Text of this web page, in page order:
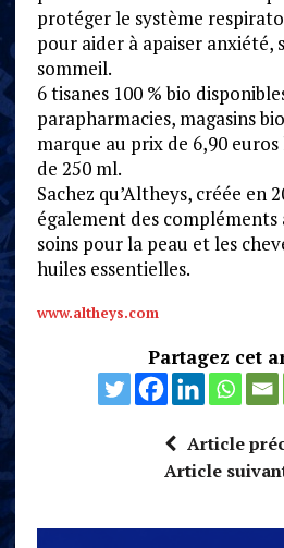
protéger le système
pour aider à apaiser anxiété,
sommeil.
6 tisanes 100 % bio
parapharmacies, magasins
marque au prix de 6,90
de 250 ml.
Sachez qu’Altheys, créée en
également des compléments
soins pour la peau et les
huiles essentielles.
www.altheys.com
Partagez cet
Article
Article